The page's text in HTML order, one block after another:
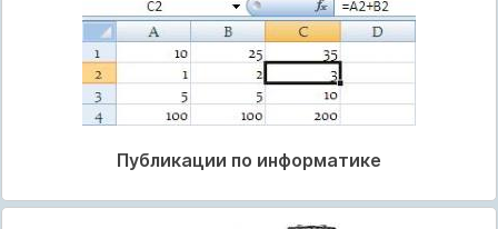
Публикации по информатике